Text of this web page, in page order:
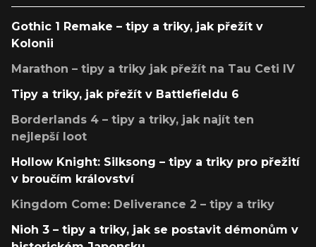
Gothic 1 Remake – tipy a triky, jak přežít v
Kolonii
Marathon – tipy a triky jak přežít na Tau Ceti IV
Tipy a triky, jak přežít v Battlefieldu 6
Borderlands 4 – tipy a triky, jak najít ten
nejlepší loot
Hollow Knight: Silksong – tipy a triky pro přežití
v broučím království
Kingdom Come: Deliverance 2 – tipy a triky
Nioh 3 – tipy a triky, jak se postavit démonům v